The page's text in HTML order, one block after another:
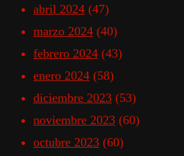
abril 2024 (47)
marzo 2024 (40)
febrero 2024 (43)
enero 2024 (58)
diciembre 2023 (53)
noviembre 2023 (60)
octubre 2023 (60)